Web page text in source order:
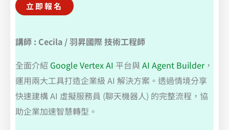
立即報名
講師 : Cecila / 羽昇國際 技術工程師
全面介紹 Google Vertex AI 平台與 AI Agent Builder，
運用兩大工具打造企業級 AI 解決方案。透過情境分享
快速建構 AI 虛擬服務員 (聊天機器人) 的完整流程，協
助企業加速智慧轉型。